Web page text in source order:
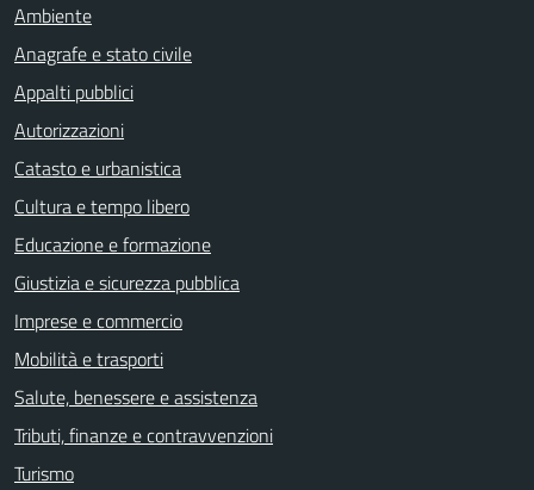
Ambiente
Anagrafe e stato civile
Appalti pubblici
Autorizzazioni
Catasto e urbanistica
Cultura e tempo libero
Educazione e formazione
Giustizia e sicurezza pubblica
Imprese e commercio
Mobilità e trasporti
Salute, benessere e assistenza
Tributi, finanze e contravvenzioni
Turismo